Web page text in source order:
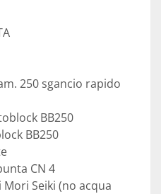
250 sgancio rapido
BB250
BB250
CN 4
Seiki (no acqua